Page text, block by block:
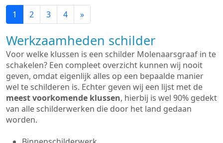
1 2 3 4 »
Werkzaamheden schilder
Voor welke klussen is een schilder Molenaarsgraaf in te
schakelen? Een compleet overzicht kunnen wij nooit
geven, omdat eigenlijk alles op een bepaalde manier
wel te schilderen is. Echter geven wij een lijst met de
meest voorkomende klussen, hierbij is wel 90% gedekt
van alle schilderwerken die door het land gedaan
worden.